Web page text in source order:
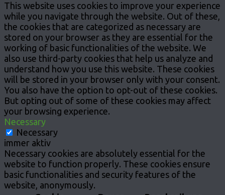
This website uses cookies to improve your experience
while you navigate through the website. Out of these,
the cookies that are categorized as necessary are
stored on your browser as they are essential for the
working of basic functionalities of the website. We
also use third-party cookies that help us analyze and
understand how you use this website. These cookies
will be stored in your browser only with your consent.
You also have the option to opt-out of these cookies.
But opting out of some of these cookies may affect
your browsing experience.
Necessary
Necessary
immer aktiv
Necessary cookies are absolutely essential for the
website to function properly. These cookies ensure
basic functionalities and security features of the
website, anonymously.